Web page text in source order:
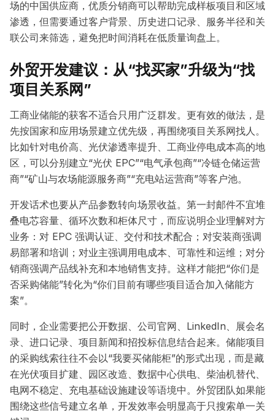
场的中国供应商，优质分销商可以帮助完成样板项目和区域
渗透，但需要通过客户背景、历史进口记录、服务半径和关
联公司来筛选，避免把时间消耗在低质量询盘上。
外贸开发建议：从“找买家”升级为“找
项目关系网”
工商业储能的获客不适合只用广泛群发。更有效的做法，是
先按国家和应用场景建立优先级，再围绕项目关系网找人。
比如针对电价高、光伏渗透率提升、工商业停电成本高的地
区，可以分别建立“光伏 EPC”“电气承包商”“冷链仓储运营
商”“矿山与农场能源服务商”“充电站运营商”等客户池。
开发话术也要从产品参数转向场景收益。第一封邮件不宜堆
叠电芯容量、循环次数和柜体尺寸，而应说明企业理解对方
业务：对 EPC 强调认证、交付和技术配合；对安装商强调
易部署和培训；对业主强调用电成本、可靠性和运维；对分
销商强调产品线补充和本地销售支持。这样才能把“你们是
否采购储能”转化为“你们目前有哪些项目适合加入储能方
案”。
同时，企业需要把公开数据、公司官网、LinkedIn、展会名
录、进口记录、项目新闻和招投标信息结合起来。储能项目
的采购线索往往不会以“我要买储能柜”的形式出现，而是藏
在光伏项目扩建、园区改造、数据中心供电、柴油机替代、
电网不稳定、充电基础设施建设等语境中。外贸团队如果能
围绕这些信号建立名单，开发效率会明显高于只搜索单一关